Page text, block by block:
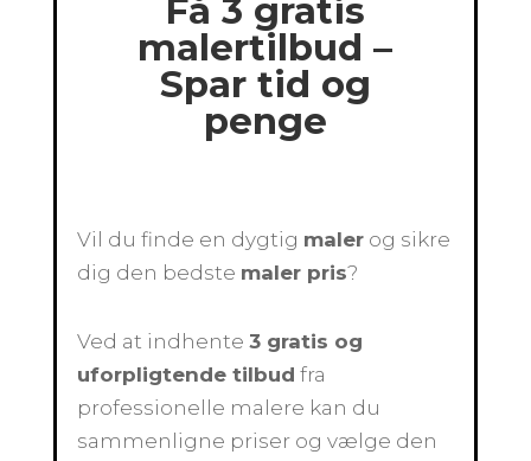
Få 3 gratis
malertilbud –
Spar tid og
penge
Vil du finde en dygtig maler og sikre
dig den bedste maler pris?
Ved at indhente3 gratis og
uforpligtende tilbud fra
professionelle malere kan du
sammenligne priser og vælge den